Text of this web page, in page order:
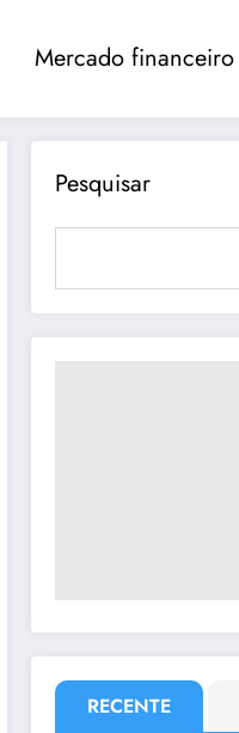
Mercado financeiro
Pesquisar
RECENTE